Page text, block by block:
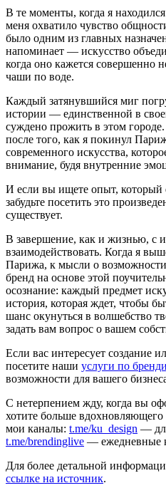
В те моменты, когда я
меня охватило чувство
было одним из главных
напоминает — искусство
когда оно кажется совершенно
чаши по воде.
Каждый затянувшийся миг
истории — единственной в
суждено прожить в этом городе.
после того, как я покинул
современного искусства,
внимание, будя внутренние
И если вы ищете опыт, который
забудьте посетить это
существует.
В завершение, как и жизнью, с
взаимодействовать. Когда я
Парижа, к мысли о возможности
бренд на основе этой
осознание: каждый предмет
история, которая ждет, чтобы
шанс окунуться в волшебство
задать вам вопрос о вашем
Если вас интересует создание
посетите наши услуги по
возможности для вашего
С нетерпением жду, когда вы
хотите больше вдохновляющего
мои каналы: t.me/ku_design —
t.me/brendinglive — ежедневные
Для более детальной
ссылке на источник.